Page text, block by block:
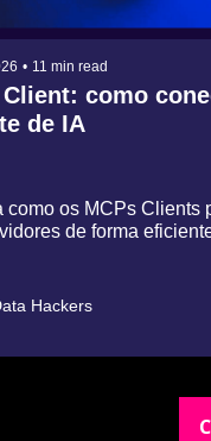
• 11 min read
Client: como
de IA
como os MCPs Clients
de forma
Hackers